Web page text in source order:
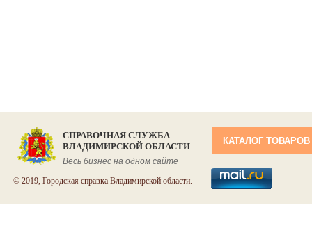
СПРАВОЧНАЯ СЛУЖБА
ВЛАДИМИРСКОЙ ОБЛАСТИ
Весь бизнес на одном сайте
КАТАЛОГ ТОВАРОВ
© 2019, Городская справка Владимирской области.